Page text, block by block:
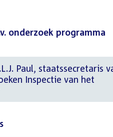
onderzoek programma
Paul, staatssecretaris
Inspectie van het